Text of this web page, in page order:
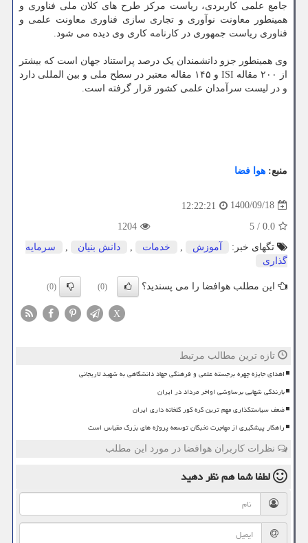
جامع علمی کاربردی، ریاست مرکز طرح های کلان ملی فناوری و
همینطور معاونت نوآوری و تجاری سازی فناوری معاونت علمی و
فناوری ریاست جمهوری در کارنامه کاری وی دیده می شود.
وی همینطور جزو دانشمندان یک درصد پراستناد جهان است که بیشتر
از ۲۰۰ مقاله ISI و ۱۴۵ مقاله معتبر در سطح ملی و بین المللی دارد
و در لیست سرآمدان علمی کشور قرار گرفته است.
منبع: هوا فضا
1400/09/18
12:22:21
0.0
/
5
1204
تگهای خبر:
آموزش , خدمات , دانش بنیان ,
سرمایه
گذاری
این مطلب هوافضا را می پسندید؟ (0)
(0)
X
تازه ترین مطالب مرتبط
اهدای جایزه چهره برجسته علمی و فرهنگی جهاد دانشگاهی به شهید لاریجانی
بارندگی شهابی برساوشی اواخر مرداد در ایران
ضعف سیاستگذاری مهم ترین گره کور گلخانه داری ایران
راهکار پیشگیری از مهاجرت نخبگان توسعه پروژه های بزرگ مقیاس است
نظرات کاربران هوافضا در مورد این مطلب
لطفا شما همنظر دهید